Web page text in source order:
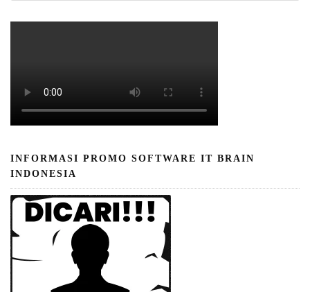
INFORMASI PROMO SOFTWARE IT BRAIN
INDONESIA